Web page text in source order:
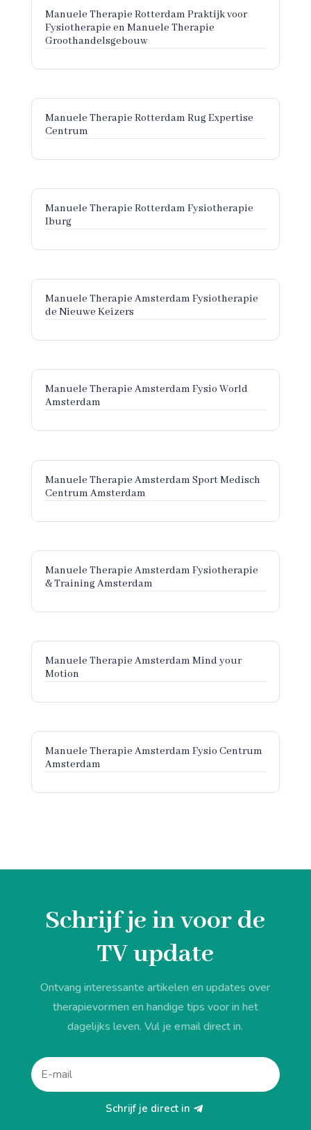
Manuele Therapie Rotterdam Praktijk voor
Fysiotherapie en Manuele Therapie
Groothandelsgebouw
Manuele Therapie Rotterdam Rug Expertise
Centrum
Manuele Therapie Rotterdam Fysiotherapie
Iburg
Manuele Therapie Amsterdam Fysiotherapie
de Nieuwe Keizers
Manuele Therapie Amsterdam Fysio World
Amsterdam
Manuele Therapie Amsterdam Sport Medisch
Centrum Amsterdam
Manuele Therapie Amsterdam Fysiotherapie
& Training Amsterdam
Manuele Therapie Amsterdam Mind your
Motion
Manuele Therapie Amsterdam Fysio Centrum
Amsterdam
Schrijf je in voor de
TV update
Ontvang interessante artikelen en updates over
therapievormen en handige tips voor in het
dagelijks leven. Vul je email direct in.
Schrijf je direct in